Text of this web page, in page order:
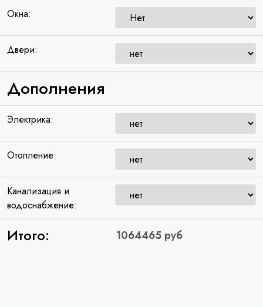
Окна:
Двери:
Дополнения
Электрика:
Отопление:
Канализация и
водоснабжение:
Итого: